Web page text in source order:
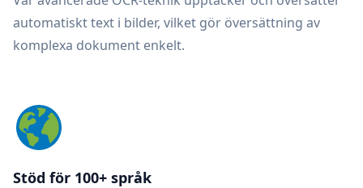
automatiskt text i bilder, vilket gör översättning av
komplexa dokument enkelt.
Stöd för 100+ språk